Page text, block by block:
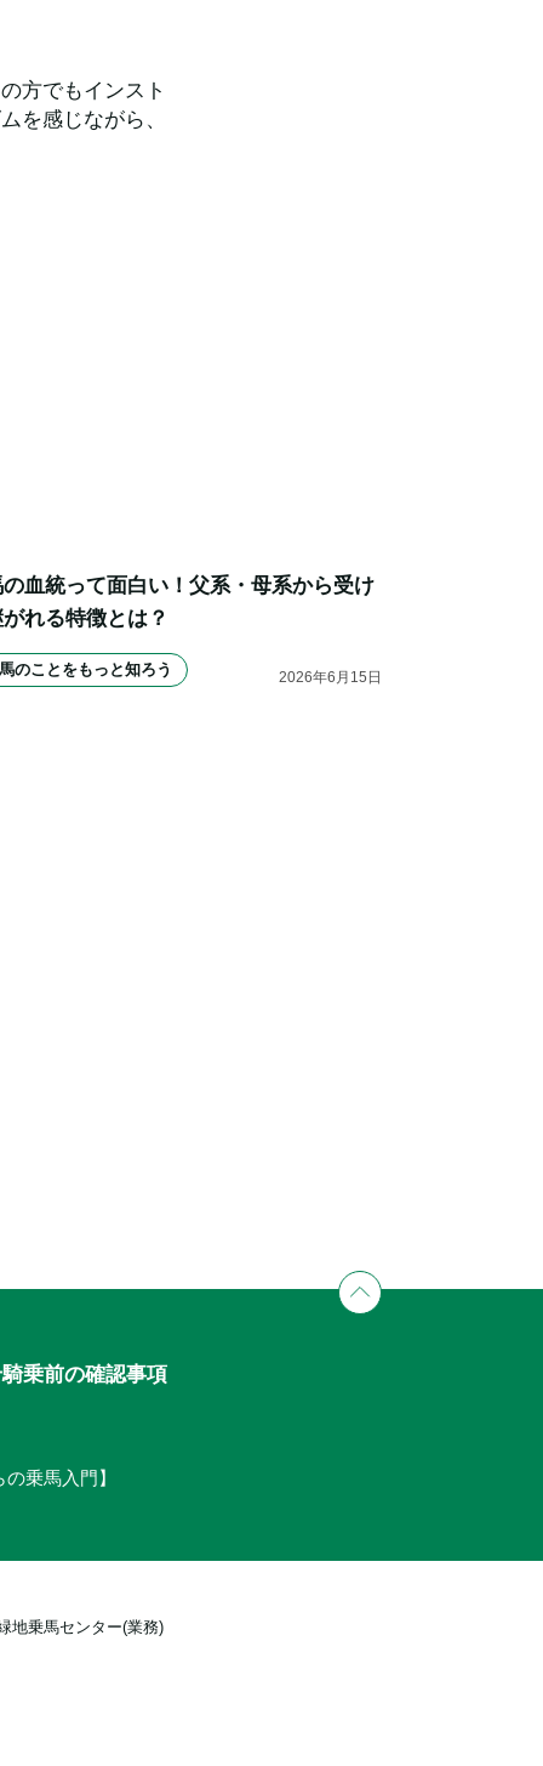
方でもインスト
を感じながら、
血統って面白い！父系・母系から受け
れる特徴とは？
馬のことをもっと知ろう 2026年6 月 15 日
騎乗前の確認事項
の乗馬入門】
地乗馬センター(業務)